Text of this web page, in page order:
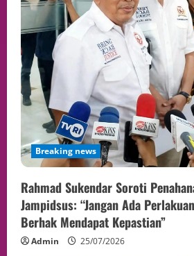
Breaking news
Rahmad Sukendar Soroti
Jampidsus: “Jangan Ada
Berhak Mendapat Kepastian”
Admin 25/07/2026